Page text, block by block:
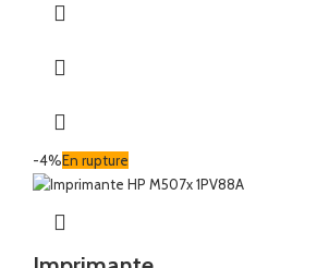
-4%En rupture